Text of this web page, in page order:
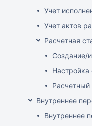
Учет
Учет актов
Расчетная
Создание/
Внутреннее
Внутреннее